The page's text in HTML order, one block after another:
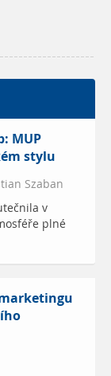
MUP
stylu
Szaban
v
plné